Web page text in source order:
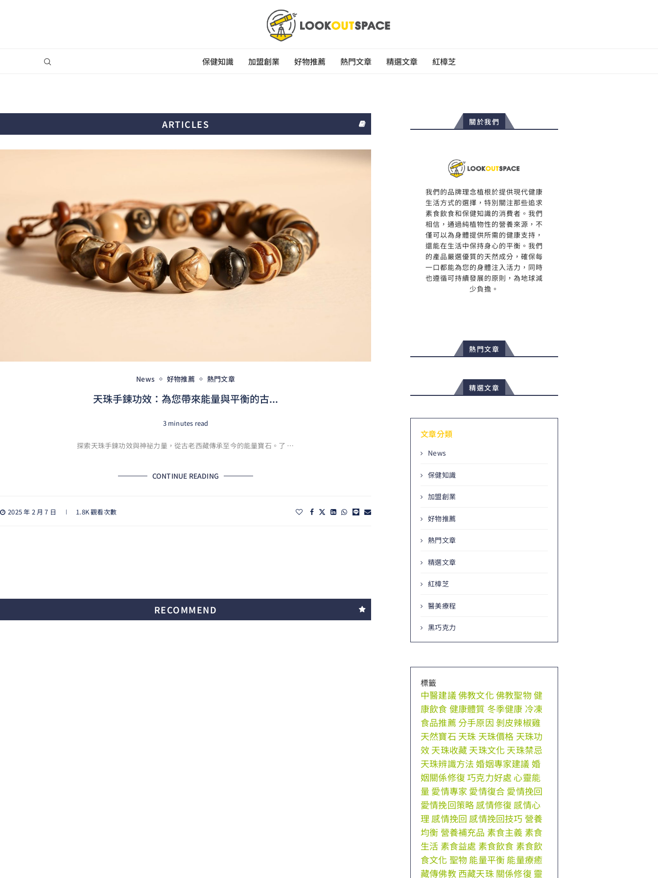
保健知識 加盟創業 好物推薦 熱門文章 精選文章 紅樟芝
ARTICLES
News 好物推薦 熱門文章
天珠手鍊功效：為您帶來能量與平衡的古...
3 minutes read
探索天珠手鍊功效與神祕力量，從古老西藏傳承至今的能量寶石。了 …
CONTINUE READING
2025 年 2 月 7 日 1.8K 觀看次數
RECOMMEND
關於我們
我們的品牌理念植根於提供現代健康
生活方式的選擇，特別關注那些追求
素食飲食和保健知識的消費者。我們
相信，通過純植物性的營養來源，不
僅可以為身體提供所需的健康支持，
還能在生活中保持身心的平衡。我們
的產品嚴選優質的天然成分，確保每
一口都能為您的身體注入活力，同時
也遵循可持續發展的原則，為地球減
少負擔。
熱門文章
精選文章
文章分類
News
保健知識
加盟創業
好物推薦
熱門文章
精選文章
紅樟芝
醫美療程
黑巧克力
標籤
中醫建議佛教文化佛教聖物健
康飲食 健康體質 冬季健康 冷凍
食品推薦分手原因剝皮辣椒雞
天然寶石 天珠 天珠價格 天珠功
效天珠收藏天珠文化 天珠禁忌
天珠辨識方法 婚姻專家建議婚
姻關係修復 巧克力好處 心靈能
量 愛情專家愛情復合愛情挽回
愛情挽回策略感情修復 感情心
理感情挽回 感情挽回技巧 營養
均衡 營養補充品 素食主義 素食
生活 素食益處 素食飲食 素食飲
食文化 聖物能量平衡能量療癒
藏傳佛教西藏天珠關係修復 靈